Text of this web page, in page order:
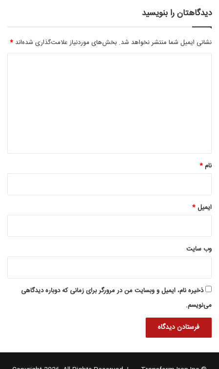
دیدگاهتان را بنویسید
نشانی ایمیل شما منتشر نخواهد شد. بخش‌های موردنیاز علامت‌گذاری شده‌اند *
نام*
ایمیل *
وب‌ سایت
ذخیره نام، ایمیل و وبسایت من در مرورگر برای زمانی که دوباره دیدگاهی
می‌نویسم.